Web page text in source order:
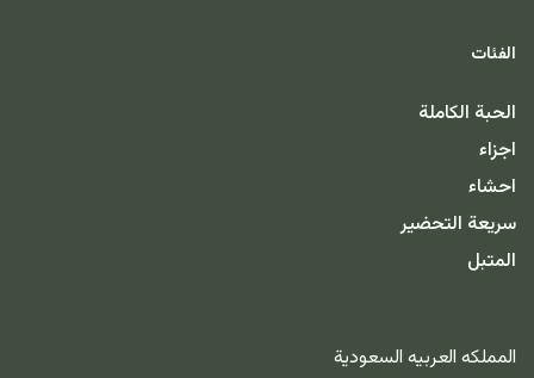
الفئات
الحبة الكاملة
اجزاء
احشاء
سريعة التحضير
المتبل
المملكه العربيه السعودية